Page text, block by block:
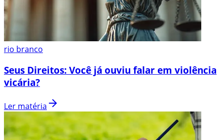
rio branco
Seus Direitos: Você já ouviu falar em violência
vicária?
Ler matéria